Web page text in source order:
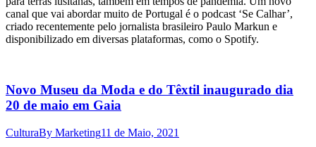
canal que vai abordar muito de Portugal é o podcast ‘Se Calhar’,
criado recentemente pelo jornalista brasileiro Paulo Markun e
disponibilizado em diversas plataformas, como o Spotify.
Novo Museu da Moda e do Têxtil inaugurado dia
20 de maio em Gaia
CulturaBy Marketing11 de Maio, 2021